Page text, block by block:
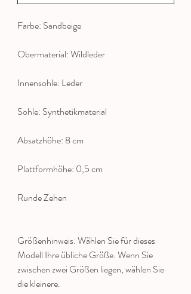
Farbe: Sandbeige
Obermaterial: Wildleder
Innensohle: Leder
Sohle: Synthetikmaterial
Absatzhöhe: 8 cm
Plattformhöhe: 0,5 cm
Runde Zehen
Größenhinweis: Wählen Sie für dieses
Modell Ihre übliche Größe. Wenn Sie
zwischen zwei Größen liegen, wählen Sie
die kleinere.